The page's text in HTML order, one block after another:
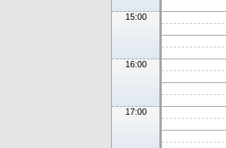
15:00
16:00
17:00